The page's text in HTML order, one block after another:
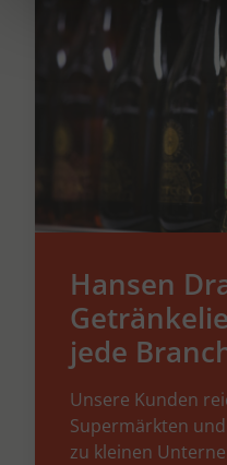
Hansen
jede
Unsere Kunden
Supermärkten
zu kleinen